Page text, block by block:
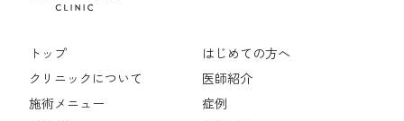
トップ
はじめての方へ
クリニックについて
医師紹介
施術メニュー
症例